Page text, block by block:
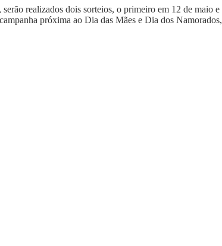
realizados dois sorteios, o primeiro em 12 de maio e
próxima ao Dia das Mães e Dia dos Namorados,